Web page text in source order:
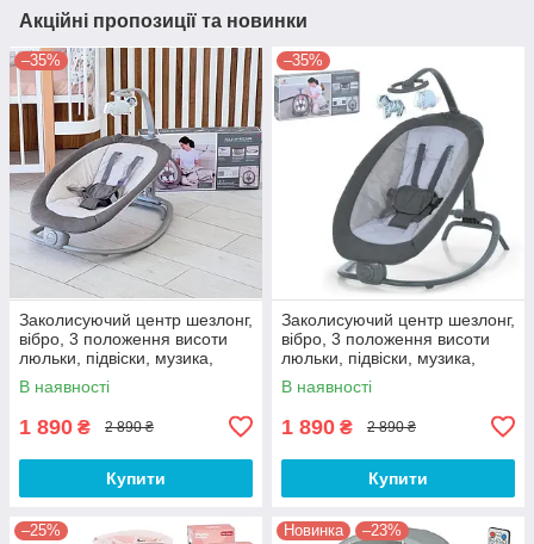
Акційні пропозиції та новинки
–35%
Заколисуючий центр шезлонг,
вібро, 3 положення висоти
люльки, підвіски, музика,
батарейки, сірий
В наявності
1 890 ₴ 2 890 ₴
Купити
–35%
Заколисуючий центр шезлонг,
вібро, 3 положення висоти
люльки, підвіски, музика,
батарейки, сірий
В наявності
1 890 ₴ 2 890 ₴
Купити
–25% Новинка –23%